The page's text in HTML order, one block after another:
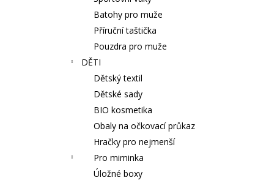
Batohy pro muže
Příruční taštička
Pouzdra pro muže
DĚTI
Dětský textil
Dětské sady
BIO kosmetika
Obaly na očkovací průkaz
Hračky pro nejmenší
Pro miminka
Úložné boxy